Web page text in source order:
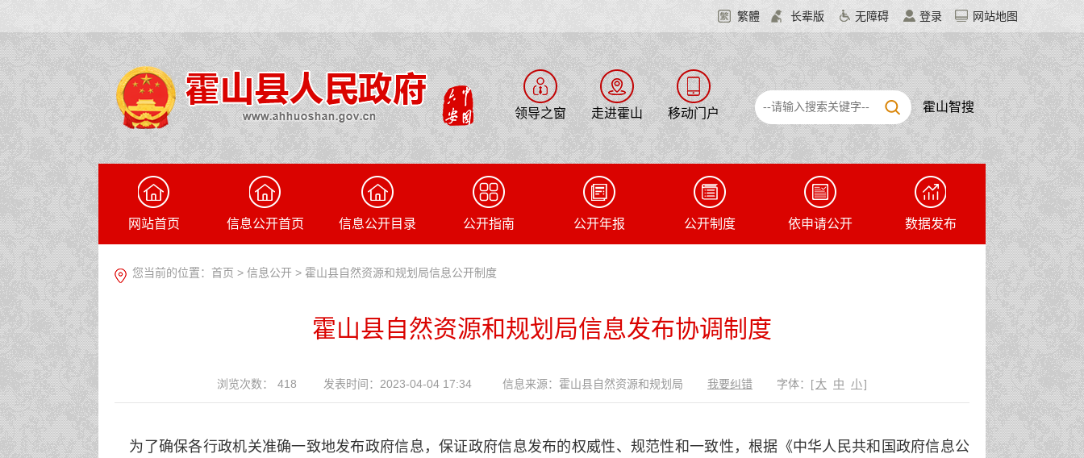
繁體 长辈版 无障碍 登录 网站地图
领导之窗 走进霍山 移动门户 霍山智搜
网站首页 信息公开首页 信息公开目录 公开指南 公开年报 公开制度 依申请公开 数据发布
您当前的位置： 首页 > 信息公开 > 霍山县自然资源和规划局信息公开制度
霍山县自然资源和规划局信息发布协调制度
浏览次数： 418 发表时间：2023-04-04 17:34 信息来源：霍山县自然资源和规划局 我要纠错 字体： [大 中 小]
为了确保各行政机关准确一致地发布政府信息，保证政府信息发布的权威性、规范性和一致性，根据《中华人民共和国政府信息公